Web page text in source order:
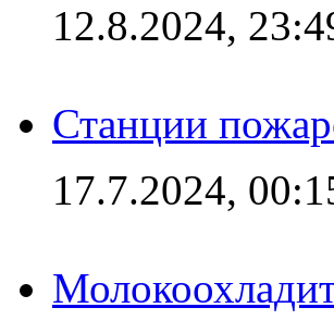
12.8.2024,
Станции
17.7.2024,